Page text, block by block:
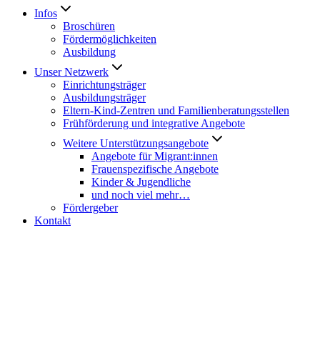
Infos
Broschüren
Fördermöglichkeiten
Ausbildung
Unser Netzwerk
Einrichtungsträger
Ausbildungsträger
Eltern-Kind-Zentren und Familienberatungsstellen
Frühförderung und integrative Angebote
Weitere Unterstützungsangebote
Angebote für Migrant:innen
Frauenspezifische Angebote
Kinder & Jugendliche
und noch viel mehr…
Fördergeber
Kontakt